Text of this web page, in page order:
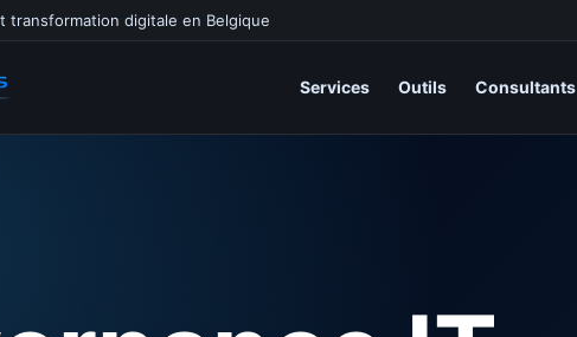
transformation digitale en Belgique
Services Outils Consultants